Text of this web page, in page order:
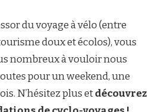
du voyage à vélo (entre
doux et écolos), vous
nombreux à vouloir nous
pour un weekend, une
N’hésitez plus etdécouvrez